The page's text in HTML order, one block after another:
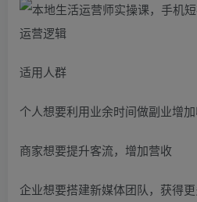
适用人群
个人想要利用业余时间做副业增
商家想要提升客流，增加营收
企业想要搭建新媒体团队，获得